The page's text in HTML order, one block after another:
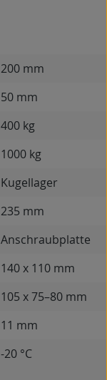
200 mm
50 mm
400 kg
1000 kg
Kugellager
235 mm
Anschraubplatte
140 x 110 mm
105 x 75–80 mm
11 mm
-20 °C